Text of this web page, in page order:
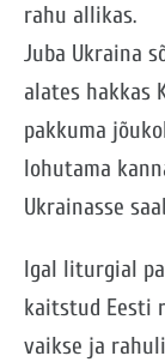
rahu allikas.
Juba Ukraina
alates hakkas
pakkuma
lohutama
Ukrainasse
Igal liturgial
kaitstud Eesti
vaikse ja